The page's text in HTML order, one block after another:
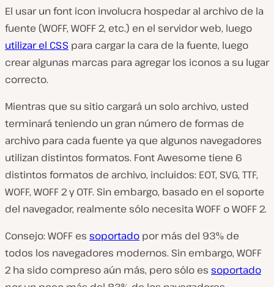
El usar un font icon involucra hospedar al archivo de la
fuente (WOFF, WOFF 2, etc.) en el servidor web, luego
utilizar el CSS para cargar la cara de la fuente, luego
crear algunas marcas para agregar los iconos a su lugar
correcto.
Mientras que su sitio cargará un solo archivo, usted
terminará teniendo un gran número de formas de
archivo para cada fuente ya que algunos navegadores
utilizan distintos formatos. Font Awesome tiene 6
distintos formatos de archivo, incluidos: EOT, SVG, TTF,
WOFF, WOFF 2 y OTF. Sin embargo, basado en el soporte
del navegador, realmente sólo necesita WOFF o WOFF 2.
Consejo: WOFF es soportado por más del 93% de
todos los navegadores modernos. Sin embargo, WOFF
2 ha sido compreso aún más, pero sólo es soportado